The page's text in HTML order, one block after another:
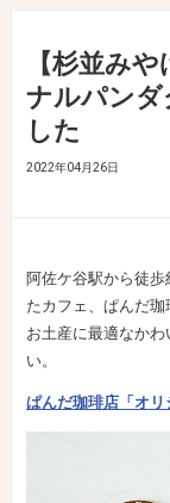
【杉並み
ナルパンダ
した
2022年04月26日
阿佐ケ谷駅から徒
たカフェ、ぱんだ珈
お土産に最適なか
い。
ぱんだ珈琲店「オリ